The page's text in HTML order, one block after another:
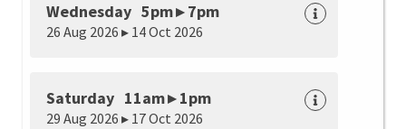
Wednesday 5pm ▸ 7pm
26 Aug 2026 ▸ 14 Oct 2026
Saturday 11am ▸ 1pm
29 Aug 2026 ▸ 17 Oct 2026